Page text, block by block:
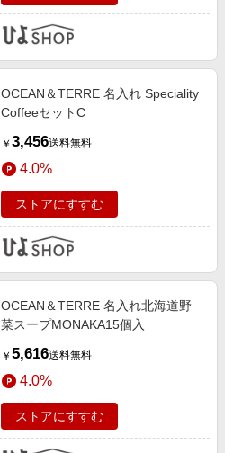
OCEAN＆TERRE 名入れ Speciality
CoffeeセットC
￥ 3,456送料無料
4.0%
ストアにすすむ
OCEAN＆TERRE 名入れ北海道野
菜スープMONAKA15個入
￥ 5,616送料無料
4.0%
ストアにすすむ